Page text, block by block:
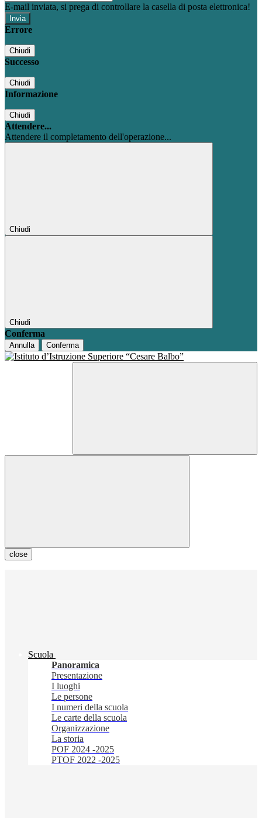
E-mail inviata, si prega di controllare la casella di posta elettronica!
Errore
Chiudi
Successo
Chiudi
Informazione
Chiudi
Attendere...
Attendere il completamento dell'operazione...
Chiudi
Chiudi
Conferma
Annulla Conferma
close
Scuola
Panoramica
Presentazione
I luoghi
Le persone
I numeri della scuola
Le carte della scuola
Organizzazione
La storia
POF 2024 -2025
PTOF 2022 -2025